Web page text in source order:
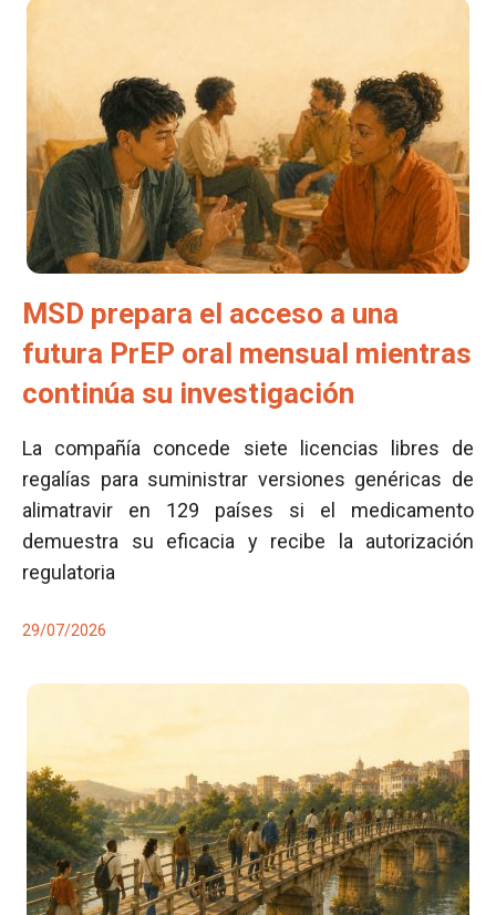
MSD prepara el acceso a una
futura PrEP oral mensual mientras
continúa su investigación
La compañía concede siete licencias libres de
regalías para suministrar versiones genéricas de
alimatravir en 129 países si el medicamento
demuestra su eficacia y recibe la autorización
regulatoria
29/07/2026